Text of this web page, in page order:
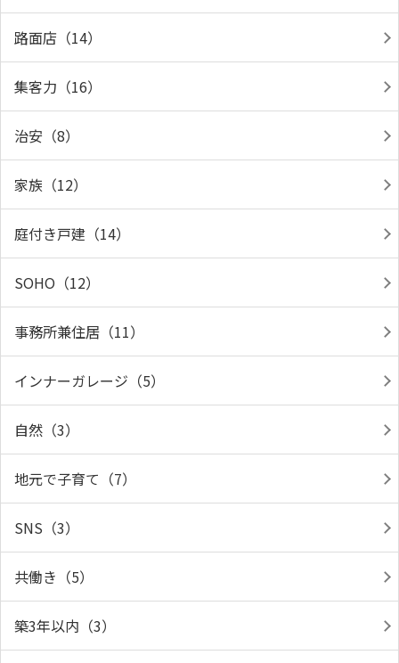
路面店（14）
集客力（16）
治安（8）
家族（12）
庭付き戸建（14）
SOHO（12）
事務所兼住居（11）
インナーガレージ（5）
自然（3）
地元で子育て（7）
SNS（3）
共働き（5）
築3年以内（3）